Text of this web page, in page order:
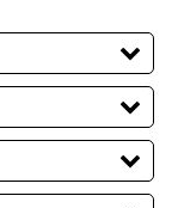
EUR
EUR